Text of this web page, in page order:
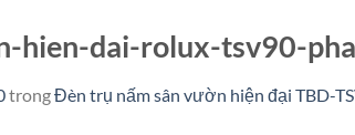
hien-dai-rolux-tsv90-
trongĐèn trụ nấm sân vườn hiện đại TBD-